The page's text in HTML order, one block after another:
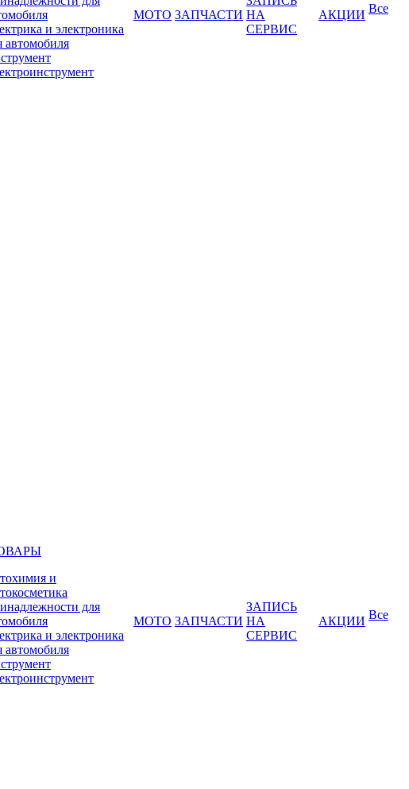
и электроника
автомобиля
МОТО ЗАПЧАСТИ НА
СЕРВИС
АКЦИИ Все
и
для
и электроника
автомобиля
МОТО ЗАПЧАСТИ
ЗАПИСЬ
НА
СЕРВИС
АКЦИИ Все